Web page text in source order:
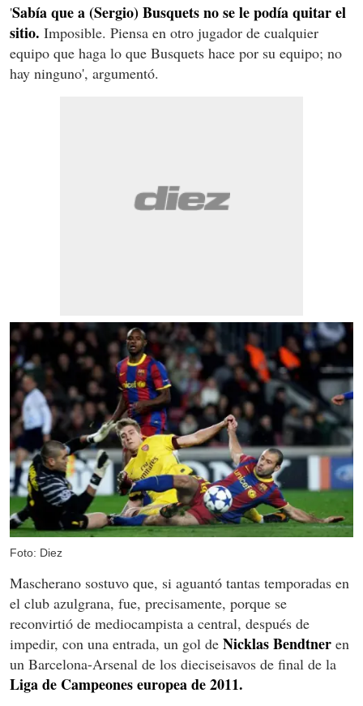
'Sabía que a (Sergio) Busquets no se le podía quitar el
sitio. Imposible. Piensa en otro jugador de cualquier
equipo que haga lo que Busquets hace por su equipo; no
hay ninguno', argumentó.
Foto: Diez
Mascherano sostuvo que, si aguantó tantas temporadas en
el club azulgrana, fue, precisamente, porque se
reconvirtió de mediocampista a central, después de
impedir, con una entrada, un gol de Nicklas Bendtner en
un Barcelona-Arsenal de los dieciseisavos de final de la
Liga de Campeones europea de 2011.